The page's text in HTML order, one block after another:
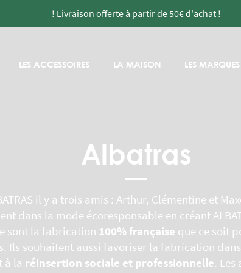
! Livraison offerte à partir de 50€ d'achat !
LES ACCESSOIRES LA MAISON LES MARQUES
Albatras
il y a trois amis : Arthur, Clémentine et
dans la mode écoresponsable en créant
sont la fabrication 100% française que ce soit
Ils souhaitent aussi favoriser la fabrication
à la réinsertion sociale et professionnelle.